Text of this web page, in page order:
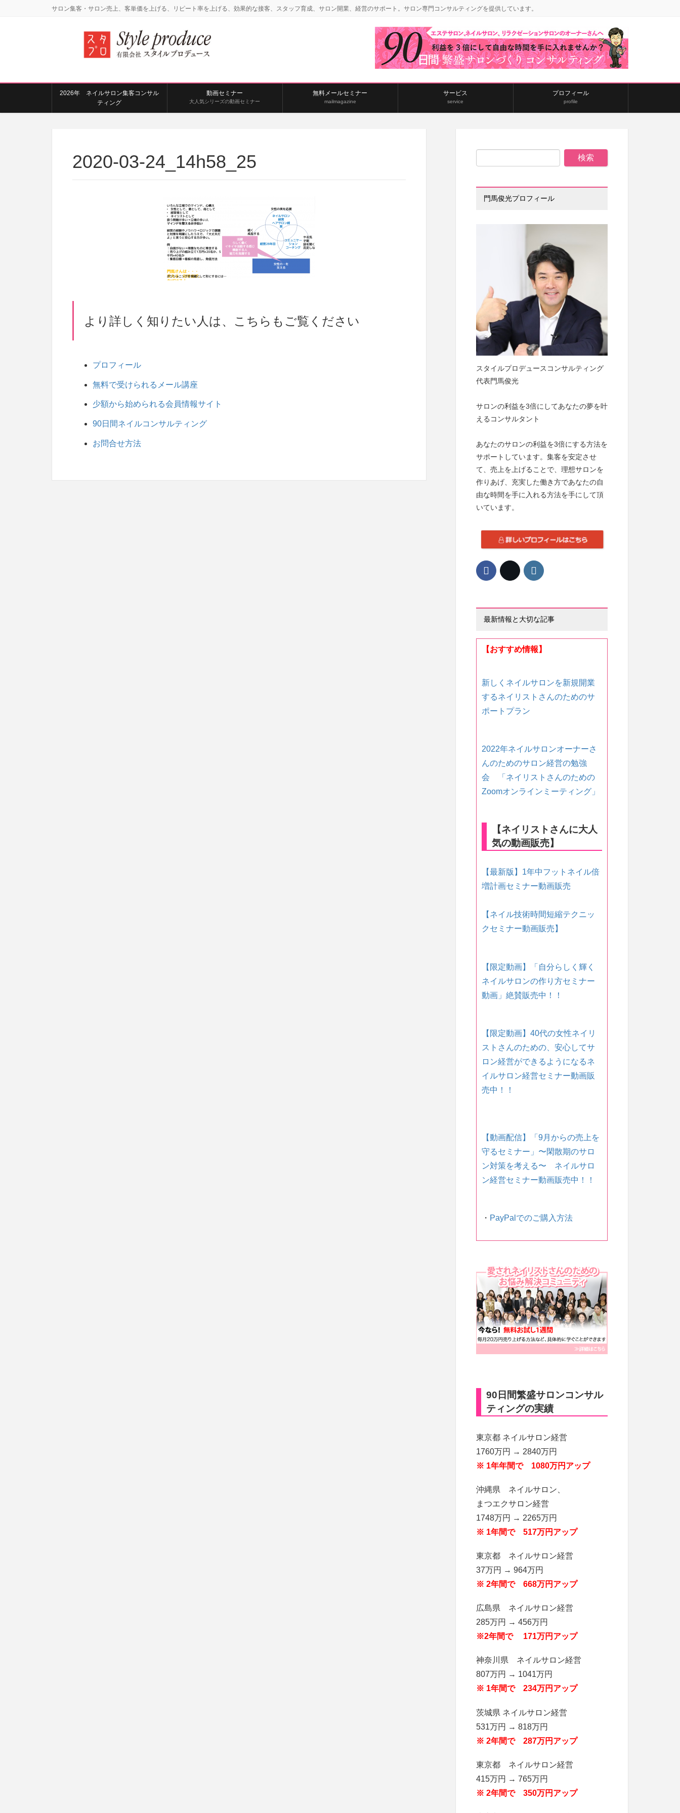
サロン集客・サロン売上、客単価を上げる、リピート率を上げる、効果的な接客、スタッフ育成、サロン開業、経営のサポート。サロン専門コンサルティングを提供しています。
2026年 ネイルサロン集客コンサル
ティング
動画セミナー
大人気シリーズの動画セミナー
無料メールセミナー
mailmagazine
サービス
service
プロフィール
profile
2020-03-24_14h58_25
より詳しく知りたい人は、こちらもご覧ください
プロフィール
無料で受けられるメール講座
少額から始められる会員情報サイト
90日間ネイルコンサルティング
お問合せ方法
門馬俊光プロフィール
スタイルプロデュースコンサルティング
代表門馬俊光
サロンの利益を3倍にしてあなたの夢を叶
えるコンサルタント
あなたのサロンの利益を3倍にする方法を
サポートしています。集客を安定させ
て、売上を上げることで、理想サロンを
作りあげ、充実した働き方であなたの自
由な時間を手に入れる方法を手にして頂
いています。
最新情報と大切な記事
【おすすめ情報】
新しくネイルサロンを新規開業
するネイリストさんのためのサ
ポートプラン
2022年ネイルサロンオーナーさ
んのためのサロン経営の勉強
会 「ネイリストさんのための
Zoomオンラインミーティング」
【ネイリストさんに大人
気の動画販売】
【最新版】1年中フットネイル倍
増計画セミナー動画販売
【ネイル技術時間短縮テクニッ
クセミナー動画販売】
【限定動画】「自分らしく輝く
ネイルサロンの作り方セミナー
動画」絶賛販売中！！
【限定動画】40代の女性ネイリ
ストさんのための、安心してサ
ロン経営ができるようになるネ
イルサロン経営セミナー動画販
売中！！
【動画配信】「9月からの売上を
守るセミナー」〜 閑散期のサロ
ン対策を考える〜 ネイルサロ
ン経営セミナー動画販売中！！
・ PayPalでのご購入方法
90日間繁盛サロンコンサル
ティングの実績
東京都 ネイルサロン経営
1760万円 → 2840万円
※ 1年年間で 1080万円アップ
沖縄県 ネイルサロン、
まつエクサロン経営
1748万円 → 2265万円
※ 1年間で 517万円アップ
東京都 ネイルサロン経営
37万円 → 964万円
※ 2年間で 668万円アップ
広島県 ネイルサロン経営
285万円 → 456万円
※2年間で 171万円アップ
神奈川県 ネイルサロン経営
807万円 → 1041万円
※ 1年間で 234万円アップ
茨城県 ネイルサロン経営
531万円 → 818万円
※ 2年間で 287万円アップ
東京都 ネイルサロン経営
415万円 → 765万円
※ 2年間で 350万円アップ